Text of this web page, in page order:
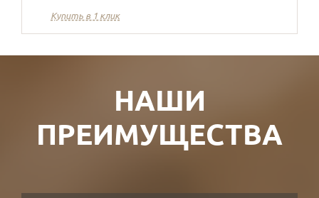
Купить в 1 клик
НАШИ
ПРЕИМУЩЕСТВА